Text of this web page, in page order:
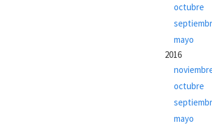
octubre
mayo
2016
octubre
mayo